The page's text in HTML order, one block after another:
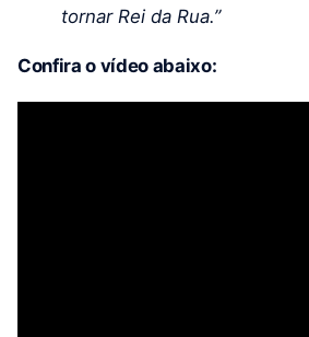
tornar Rei da Rua.”
Confira o vídeo abaixo: